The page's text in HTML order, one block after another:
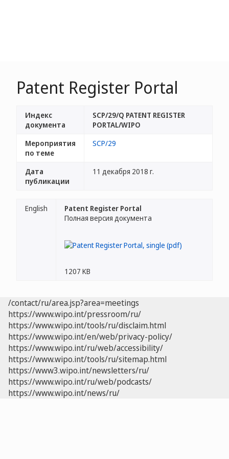
Patent Register Portal
Индекс
документа
SCP/29/Q PATENT REGISTER
PORTAL/WIPO
Мероприятия
по теме
SCP/29
Дата
публикации
11 декабря 2018 г.
English
Patent Register Portal
Полная версия документа
1207 KB
/contact/ru/area.jsp?area=meetings
https://www.wipo.int/pressroom/ru/
https://www.wipo.int/tools/ru/disclaim.html
https://www.wipo.int/en/web/privacy-policy/
https://www.wipo.int/ru/web/accessibility/
https://www.wipo.int/tools/ru/sitemap.html
https://www3.wipo.int/newsletters/ru/
https://www.wipo.int/ru/web/podcasts/
https://www.wipo.int/news/ru/